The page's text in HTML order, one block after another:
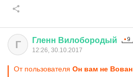
Г Гленн Вилобородый
12:26, 30.10.2017
От пользователя Он вам не Вован